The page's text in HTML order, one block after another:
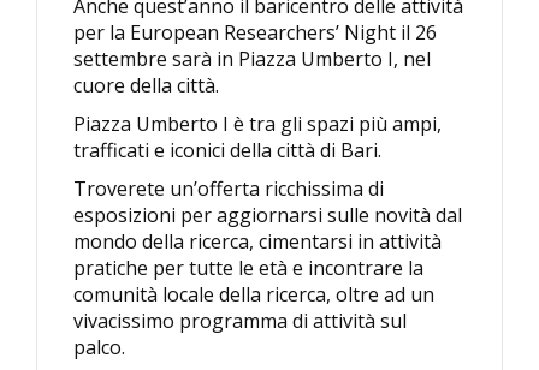
Anche quest’anno il baricentro delle attività
per la European Researchers’ Night il 26
settembre sarà in Piazza Umberto I, nel
cuore della città.
Piazza Umberto I è tra gli spazi più ampi,
trafficati e iconici della città di Bari.
Troverete un’offerta ricchissima di
esposizioni per aggiornarsi sulle novità dal
mondo della ricerca, cimentarsi in attività
pratiche per tutte le età e incontrare la
comunità locale della ricerca, oltre ad un
vivacissimo programma di attività sul
palco.